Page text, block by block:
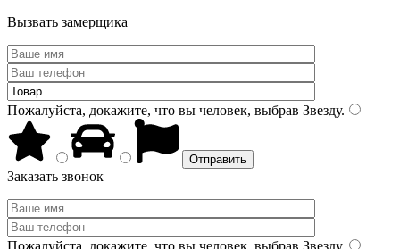
Вызвать замерщика
Пожалуйста, докажите, что вы человек, выбрав Звезду.
Заказать звонок
Пожалуйста, докажите, что вы человек, выбрав Звезду.